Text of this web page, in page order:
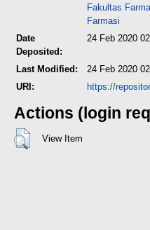
Fakultas
Farmasi
Date
Deposited:
24 Feb 2020
Last Modified:
24 Feb 2020
URI:
https://
Actions (login
View Item